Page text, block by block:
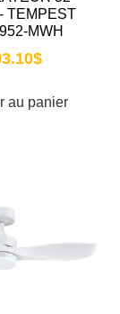
TEMPEST
MWH
$
au panier